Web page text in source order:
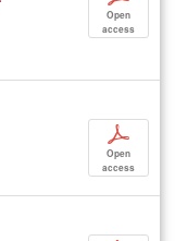
Open
access
p
Open
access